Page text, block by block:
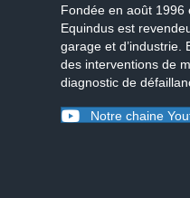
Fondée en août 1996
Equindus est
garage et d’industrie.
des interventions de
diagnostic de
Notre chaine